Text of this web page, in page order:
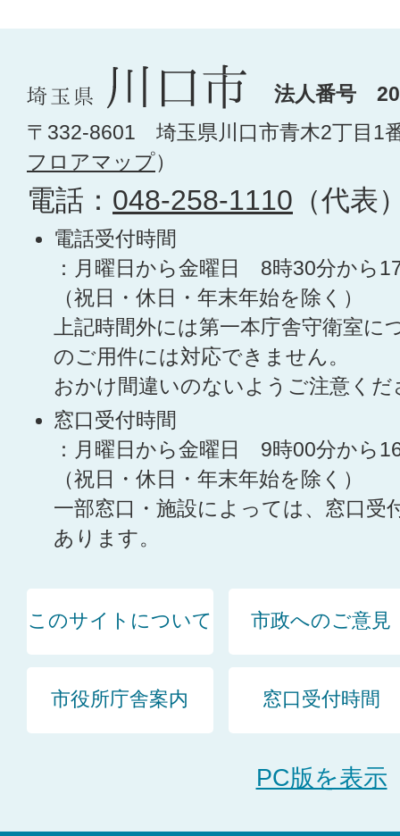
法人番号
〒332-8601 埼玉県川口市青木2丁目1
フロアマップ）
電話： 048-258-1110 （代表
電話受付時間
：月曜日から金曜日 8時30分から
（祝日・休日・年末年始を除く）
上記時間外には第一本庁舎守衛室に
のご用件には対応できません。
おかけ間違いのないようご注意くだ
窓口受付時間
：月曜日から金曜日 9時00分から
（祝日・休日・年末年始を除く）
一部窓口・施設によっては、窓口受
あります。
このサイトについて 市政へのご意見
市役所庁舎案内 窓口受付時間
PC版を表示